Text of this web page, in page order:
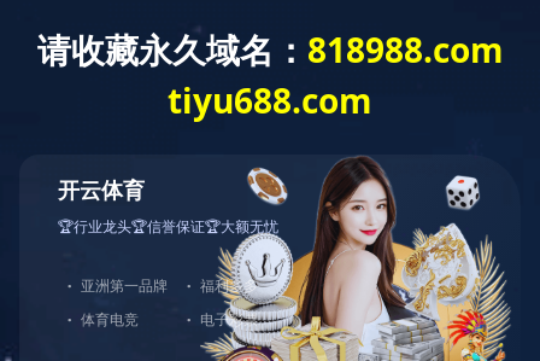
发行人的证券变动月报表
截至二零二五年十月三十一日止之股份发行人的证券变动月报表
上一条资讯：截至二零二五年九月三十日止之股份发行人的证券
变动月报表
截至二零二五年十一月三十日止之股份发行人的证